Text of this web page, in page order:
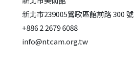
新北市239005鶯歌區館前路 300 號
+886 2 2679 6088
info@ntcam.org.tw